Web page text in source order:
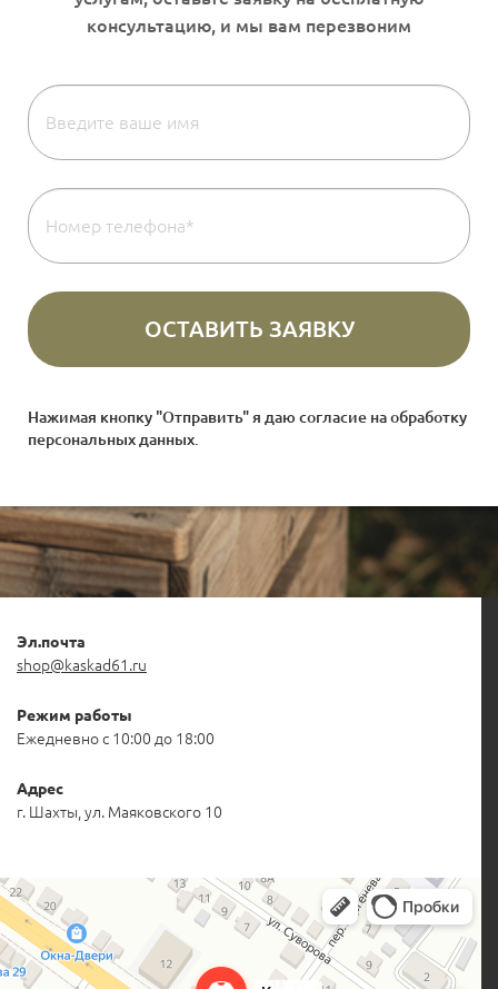
Нажимая кнопку "Отправить" я даю согласие наобработку
персональных данных
Эл.почта
shop@kaskad61.ru
Режим работы
Ежедневно с 10:00 до 18:00
Адрес
г. Шахты, ул. Маяковского 10